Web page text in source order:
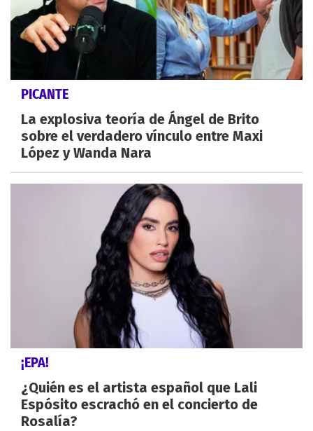
PICANTE
La explosiva teoría de Ángel de Brito
sobre el verdadero vínculo entre Maxi
López y Wanda Nara
¡EPA!
¿Quién es el artista español que Lali
Espósito escrachó en el concierto de
Rosalía?